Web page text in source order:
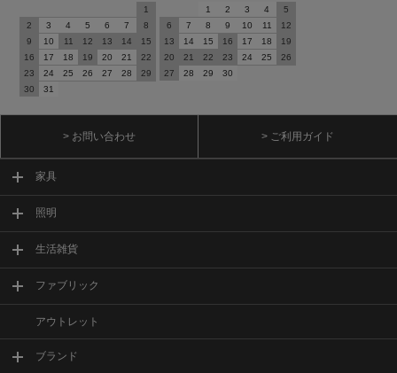
1
2
3 4 5 6 7
8
9
10 11 12 13 14
15
16
17 18 19 20 21
22
23
24 25 26 27 28
29
30
31
1
2 3 4
5
6
7 8 9 10 11
12
13
14 15 16 17 18
19
20
21 22 23 24 25
26
27
28 29 30
> お問い合わせ > ご利用ガイド
家具
照明
生活雑貨
ファブリック
アウトレット
ブランド